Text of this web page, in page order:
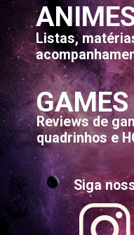
Listas,
Reviews de
quadrinhos e
Siga